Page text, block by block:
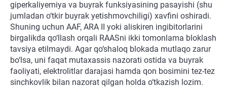
giperkaliyemiya va buyrak funksiyasining pasayishi (shu
jumladan o‘tkir buyrak yetishmovchiligi) xavfini oshiradi.
Shuning uchun AAF, ARA II yoki aliskiren ingibitorlarini
birgalikda qo‘llash orqali RAASni ikki tomonlama bloklash
tavsiya etilmaydi. Agar qo‘shaloq blokada mutlaqo zarur
bo‘lsa, uni faqat mutaxassis nazorati ostida va buyrak
faoliyati, elektrolitlar darajasi hamda qon bosimini tez-tez
sinchkovlik bilan nazorat qilgan holda o‘tkazish lozim.